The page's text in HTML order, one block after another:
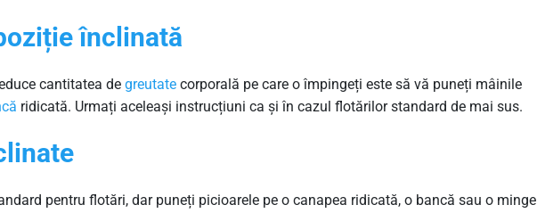
înclinată
cantitatea de greutate corporală pe care o împingeți este să vă puneți mâinile
ridicată. Urmați aceleași instrucțiuni ca și în cazul flotărilor standard de mai sus.
pentru flotări, dar puneți picioarele pe o canapea ridicată, o bancă sau o minge